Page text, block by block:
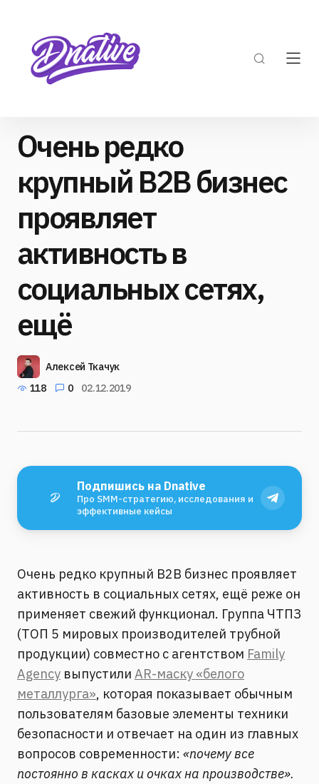
Очень редко
крупный B2B бизнес
проявляет
активность в
социальных сетях,
ещё
Алексей Ткачук
118
0 02.12.2019
Подпишись на Dnative
Про SMM-стратегию, исследования и
эффективные кейсы
Очень редко крупный B2B бизнес проявляет
активность в социальных сетях, ещё реже он
применяет свежий функционал. Группа ЧТПЗ
(ТОП 5 мировых производителей трубной
продукции) совместно с агентством Family
Agency выпустили AR-маску «белого
металлурга», которая показывает обычным
пользователям базовые элементы техники
безопасности и отвечает на один из главных
вопросов современности: «почему все
постоянно в касках и очках на производстве».